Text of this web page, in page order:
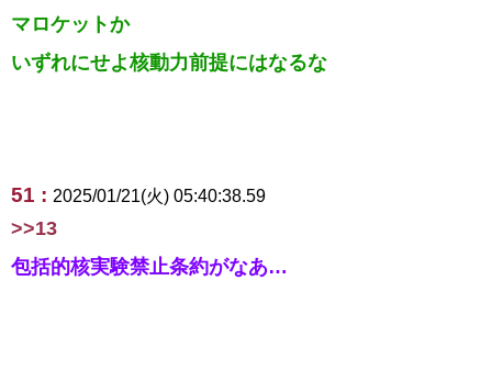
マロケットか
いずれにせよ核動力前提にはなるな
51 : 2025/01/21(火) 05:40:38.59
>>13
包括的核実験禁止条約がなあ…